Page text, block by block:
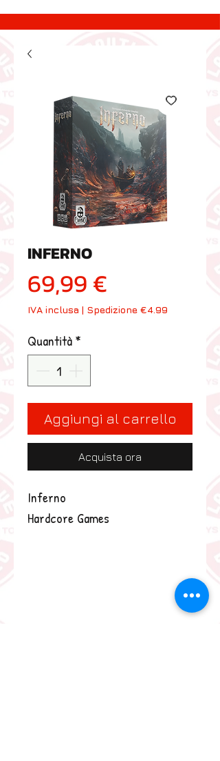
INFERNO
69,99 €
IVA inclusa | Spedizione €4.99
Quantità*
Aggiungi al carrello
Acquista ora
Inferno
Hardcore Games